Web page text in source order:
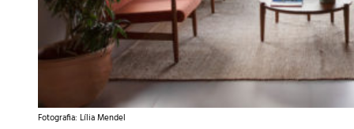
Fotografia: Lília Mendel